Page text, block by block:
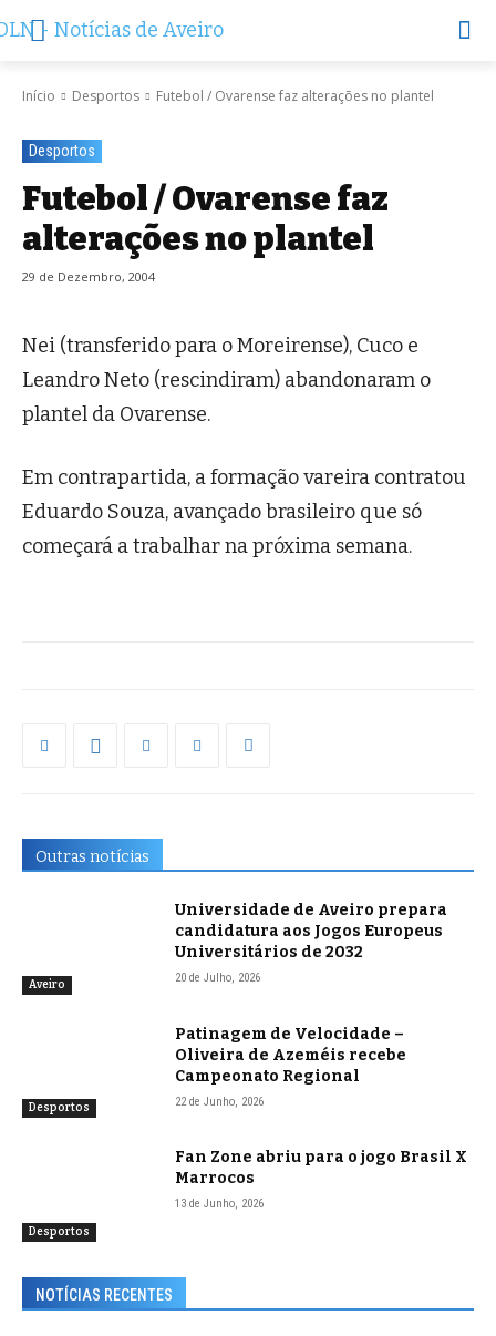
Início Desportos Futebol / Ovarense faz alterações no plantel
Desportos
Futebol / Ovarense faz
alterações no plantel
29 de Dezembro, 2004
Nei (transferido para o Moreirense), Cuco e
Leandro Neto (rescindiram) abandonaram o
plantel da Ovarense.
Em contrapartida, a formação vareira contratou
Eduardo Souza, avançado brasileiro que só
começará a trabalhar na próxima semana.
Outras notícias
Aveiro
Universidade de Aveiro prepara
candidatura aos Jogos Europeus
Universitários de 2032
20 de Julho, 2026
Desportos
Patinagem de Velocidade –
Oliveira de Azeméis recebe
Campeonato Regional
22 de Junho, 2026
Desportos
Fan Zone abriu para o jogo Brasil X
Marrocos
13 de Junho, 2026
NOTÍCIAS RECENTES